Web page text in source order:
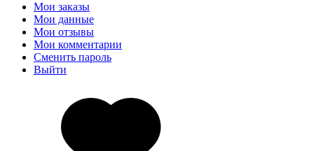
Мои заказы
Мои данные
Мои отзывы
Мои комментарии
Сменить пароль
Выйти